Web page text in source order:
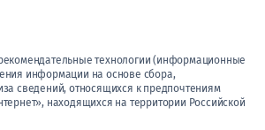
технологии (информационные
информации на основе сбора,
сведений, относящихся к предпочтениям
находящихся на территории Российской